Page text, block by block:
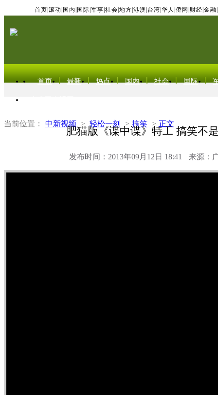
首页 滚动 国内 国际 军事 社会 地方 港澳 台湾 华人 侨网 财经 金融
首页 最新 热点 国内 社会 国际
当前位置： 中新视频 > 轻松一刻 > 搞笑 > 正文
肥猫版《谍中谍》特工 搞笑不
发布时间：2013年09月12日 18:41 来源：